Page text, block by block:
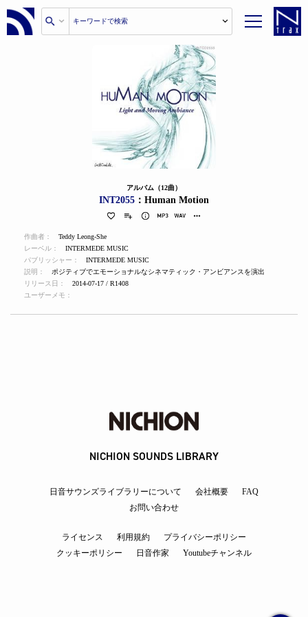
アルバム（12曲）
INT2055 ：Human Motion
作曲者：
Teddy Leong-She
レーベル：
INTERMEDE MUSIC
パブリッシャー：
INTERMEDE MUSIC
説明：
ポジティブでエモーショナルなシネマティック・アンビアンスを演出
リリース日：
2014-07-17 / R1408
ユーザーメモ：
NICHION SOUNDS LIBRARY
日音サウンズライブラリーについて 会社概要
FAQ
お問い合わせ
ライセンス 利用規約
プライバシーポリシー
クッキーポリシー
日音作家 Youtubeチャンネル